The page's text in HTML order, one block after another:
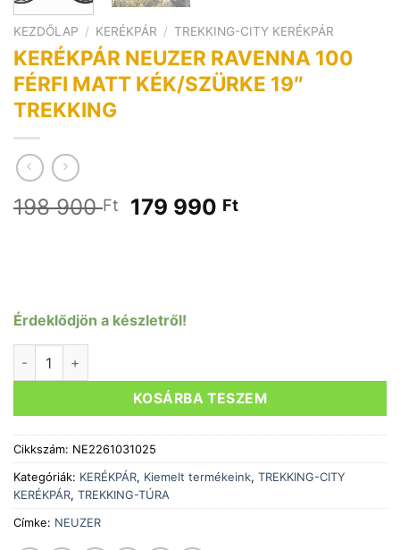
KEZDŐLAP / KERÉKPÁR / TREKKING-CITY KERÉKPÁR
KERÉKPÁR NEUZER RAVENNA 100
FÉRFI MATT KÉK/SZÜRKE 19″
TREKKING
198 900Ft
Original
179 990 FtCurrent
Érdeklődjön a készletről!
KOSÁRBA TESZEM
Cikkszám: NE2261031025
Kategóriák: KERÉKPÁR, Kiemelt termékeink, TREKKING-CITY
KERÉKPÁR, TREKKING-TÚRA
Címke: NEUZER